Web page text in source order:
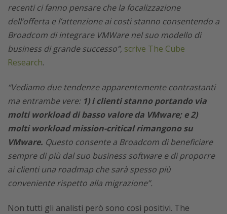
recenti ci fanno pensare che la focalizzazione
dell’offerta e l’attenzione ai costi stanno consentendo a
Broadcom di integrare VMWare nel suo modello di
business di grande successo”, scrive The Cube
Research.
“Vediamo due tendenze apparentemente contrastanti
ma entrambe vere: 1) i clienti stanno portando via
molti workload di basso valore da VMware; e 2)
molti workload mission-critical rimangono su
VMware. Questo consente a Broadcom di beneficiare
sempre di più dal suo business software e di proporre
ai clienti una roadmap che sarà spesso più
conveniente rispetto alla migrazione”.
Non tutti gli analisti però sono così positivi. The